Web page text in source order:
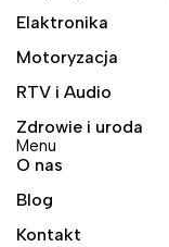
Elaktronika
Motoryzacja
RTV i Audio
Zdrowie i uroda
Menu
O nas
Blog
Kontakt